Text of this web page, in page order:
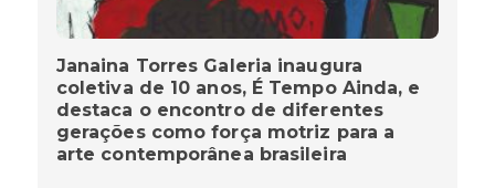
Janaina Torres Galeria inaugura
coletiva de 10 anos, É Tempo Ainda, e
destaca o encontro de diferentes
gerações como força motriz para a
arte contemporânea brasileira